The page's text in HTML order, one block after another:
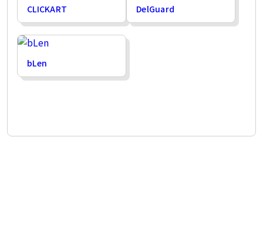
CLICKART DelGuard
bLen